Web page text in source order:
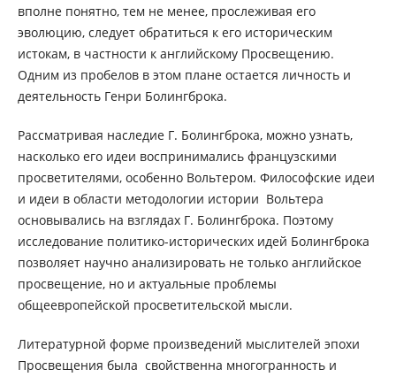
вполне понятно, тем не менее, прослеживая его
эволюцию, следует обратиться к его историческим
истокам, в частности к английскому Просвещению.
Одним из пробелов в этом плане остается личность и
деятельность Генри Болингброка.
Рассматривая наследие Г. Болингброка, можно узнать,
насколько его идеи воспринимались французскими
просветителями, особенно Вольтером. Философские идеи
и идеи в области методологии истории Вольтера
основывались на взглядах Г. Болингброка. Поэтому
исследование политико-исторических идей Болингброка
позволяет научно анализировать не только английское
просвещение, но и актуальные проблемы
общеевропейской просветительской мысли.
Литературной форме произведений мыслителей эпохи
Просвещения была свойственна многогранность и